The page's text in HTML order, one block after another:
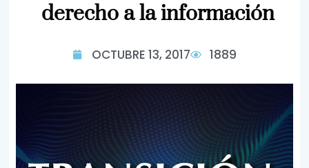
derecho a la información
OCTUBRE 13, 2017 1889